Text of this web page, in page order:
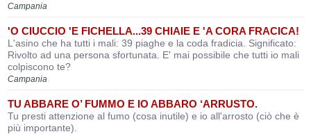
Campania
'O CIUCCIO 'E FICHELLA...39 CHIAIE E 'A CORA FRACICA!
L'asino che ha tutti i mali: 39 piaghe e la coda fradicia. Significato:
Rivolto ad una persona sfortunata. E' mai possibile che tutti io mali
colpiscono te?
Campania
TU ABBARE O’ FUMMO E IO ABBARO ‘ARRUSTO.
Tu presti attenzione al fumo (cosa inutile) e io all'arrosto (ciò che è
più importante).